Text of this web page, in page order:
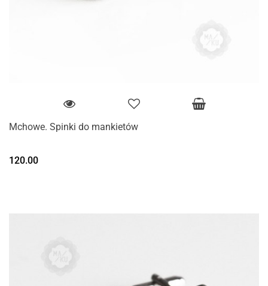
Mchowe. Spinki do mankietów
120.00